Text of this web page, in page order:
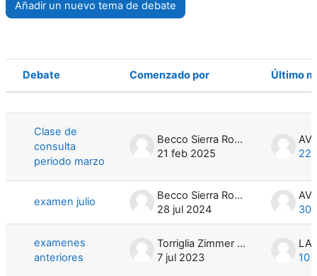
Añadir un nuevo tema de debate
Estado
Debate Comenzado por Último
Clase de
consulta
periodo marzo
Becco Sierra Rodrigo Gabriel
21 feb 2025
22
examen julio
Becco Sierra Rodrigo Gabriel
28 jul 2024
30
examenes
anteriores
Torriglia Zimmer Alejandro
7 jul 2023
10